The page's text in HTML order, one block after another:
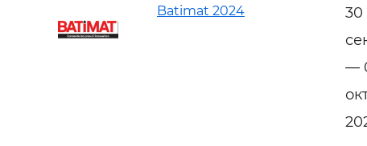
Batimat 2024
30
—